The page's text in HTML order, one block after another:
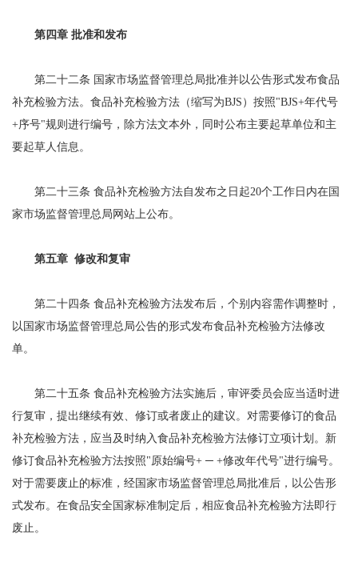
第四章 批准和发布
第二十二条 国家市场监督管理总局批准并以公告形式发布食品
补充检验方法。食品补充检验方法（缩写为BJS）按照"BJS+年代号
+序号"规则进行编号，除方法文本外，同时公布主要起草单位和主
要起草人信息。
第二十三条 食品补充检验方法自发布之日起20个工作日内在国
家市场监督管理总局网站上公布。
第五章 修改和复审
第二十四条 食品补充检验方法发布后，个别内容需作调整时，
以国家市场监督管理总局公告的形式发布食品补充检验方法修改
单。
第二十五条 食品补充检验方法实施后，审评委员会应当适时进
行复审，提出继续有效、修订或者废止的建议。对需要修订的食品
补充检验方法，应当及时纳入食品补充检验方法修订立项计划。新
修订食品补充检验方法按照"原始编号+ ─ +修改年代号"进行编号。
对于需要废止的标准，经国家市场监督管理总局批准后，以公告形
式发布。在食品安全国家标准制定后，相应食品补充检验方法即行
废止。